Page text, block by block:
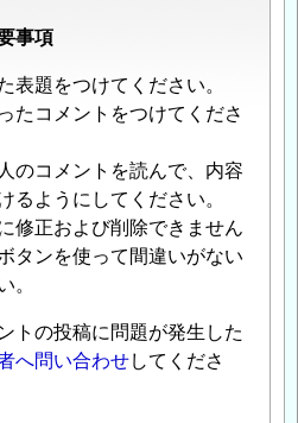
事項
表題をつけてください。
たコメントをつけてくださ
のコメントを読んで、内容
るようにしてください。
修正および削除できません
タンを使って間違いがない
。
トの投稿に問題が発生した
へ問い合わせしてくださ